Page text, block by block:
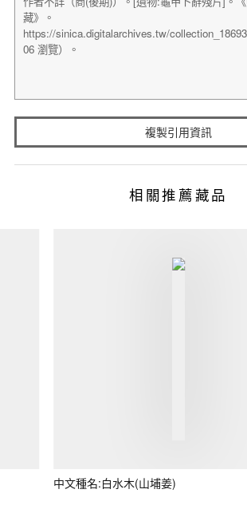
複製引用資訊
相關推薦藏品
中文種名:白水木(山埔姜)